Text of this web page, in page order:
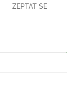
ZEPTAT SE